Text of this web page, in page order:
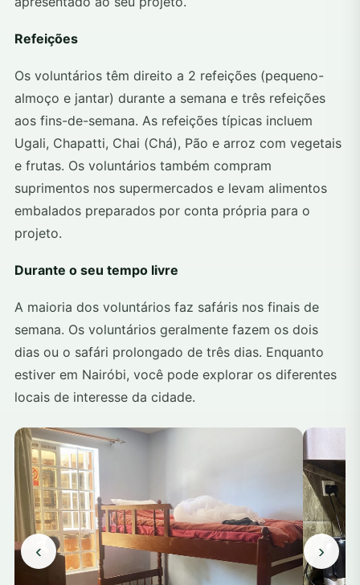
Refeições
Os voluntários têm direito a 2 refeições (pequeno-
almoço e jantar) durante a semana e três refeições
aos fins-de-semana. As refeições típicas incluem
Ugali, Chapatti, Chai (Chá), Pão e arroz com vegetais
e frutas. Os voluntários também compram
suprimentos nos supermercados e levam alimentos
embalados preparados por conta própria para o
projeto.
Durante o seu tempo livre
A maioria dos voluntários faz safáris nos finais de
semana. Os voluntários geralmente fazem os dois
dias ou o safári prolongado de três dias. Enquanto
estiver em Nairóbi, você pode explorar os diferentes
locais de interesse da cidade.
‹ ›